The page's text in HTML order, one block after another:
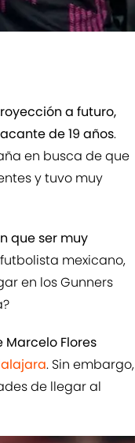
a futuro,
de 19 años.
en busca de que
y tuvo muy
que ser muy
mexicano,
en los Gunners
Flores
. Sin embargo,
de llegar al